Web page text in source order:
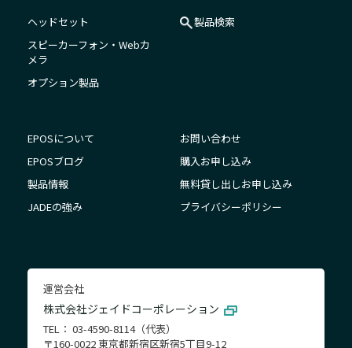
ヘッドセット
スピーカーフォン・Webカ
メラ
オプション製品
製品検索
EPOSについて
EPOSブログ
製品情報
JADEの強み
お問い合わせ
購入お申し込み
無料貸し出しお申し込み
プライバシーポリシー
運営会社
株式会社ジェイドコーポレーション
TEL： 03-4590-8114（代表）
〒160-0022 東京都新宿区新宿5丁目9-12